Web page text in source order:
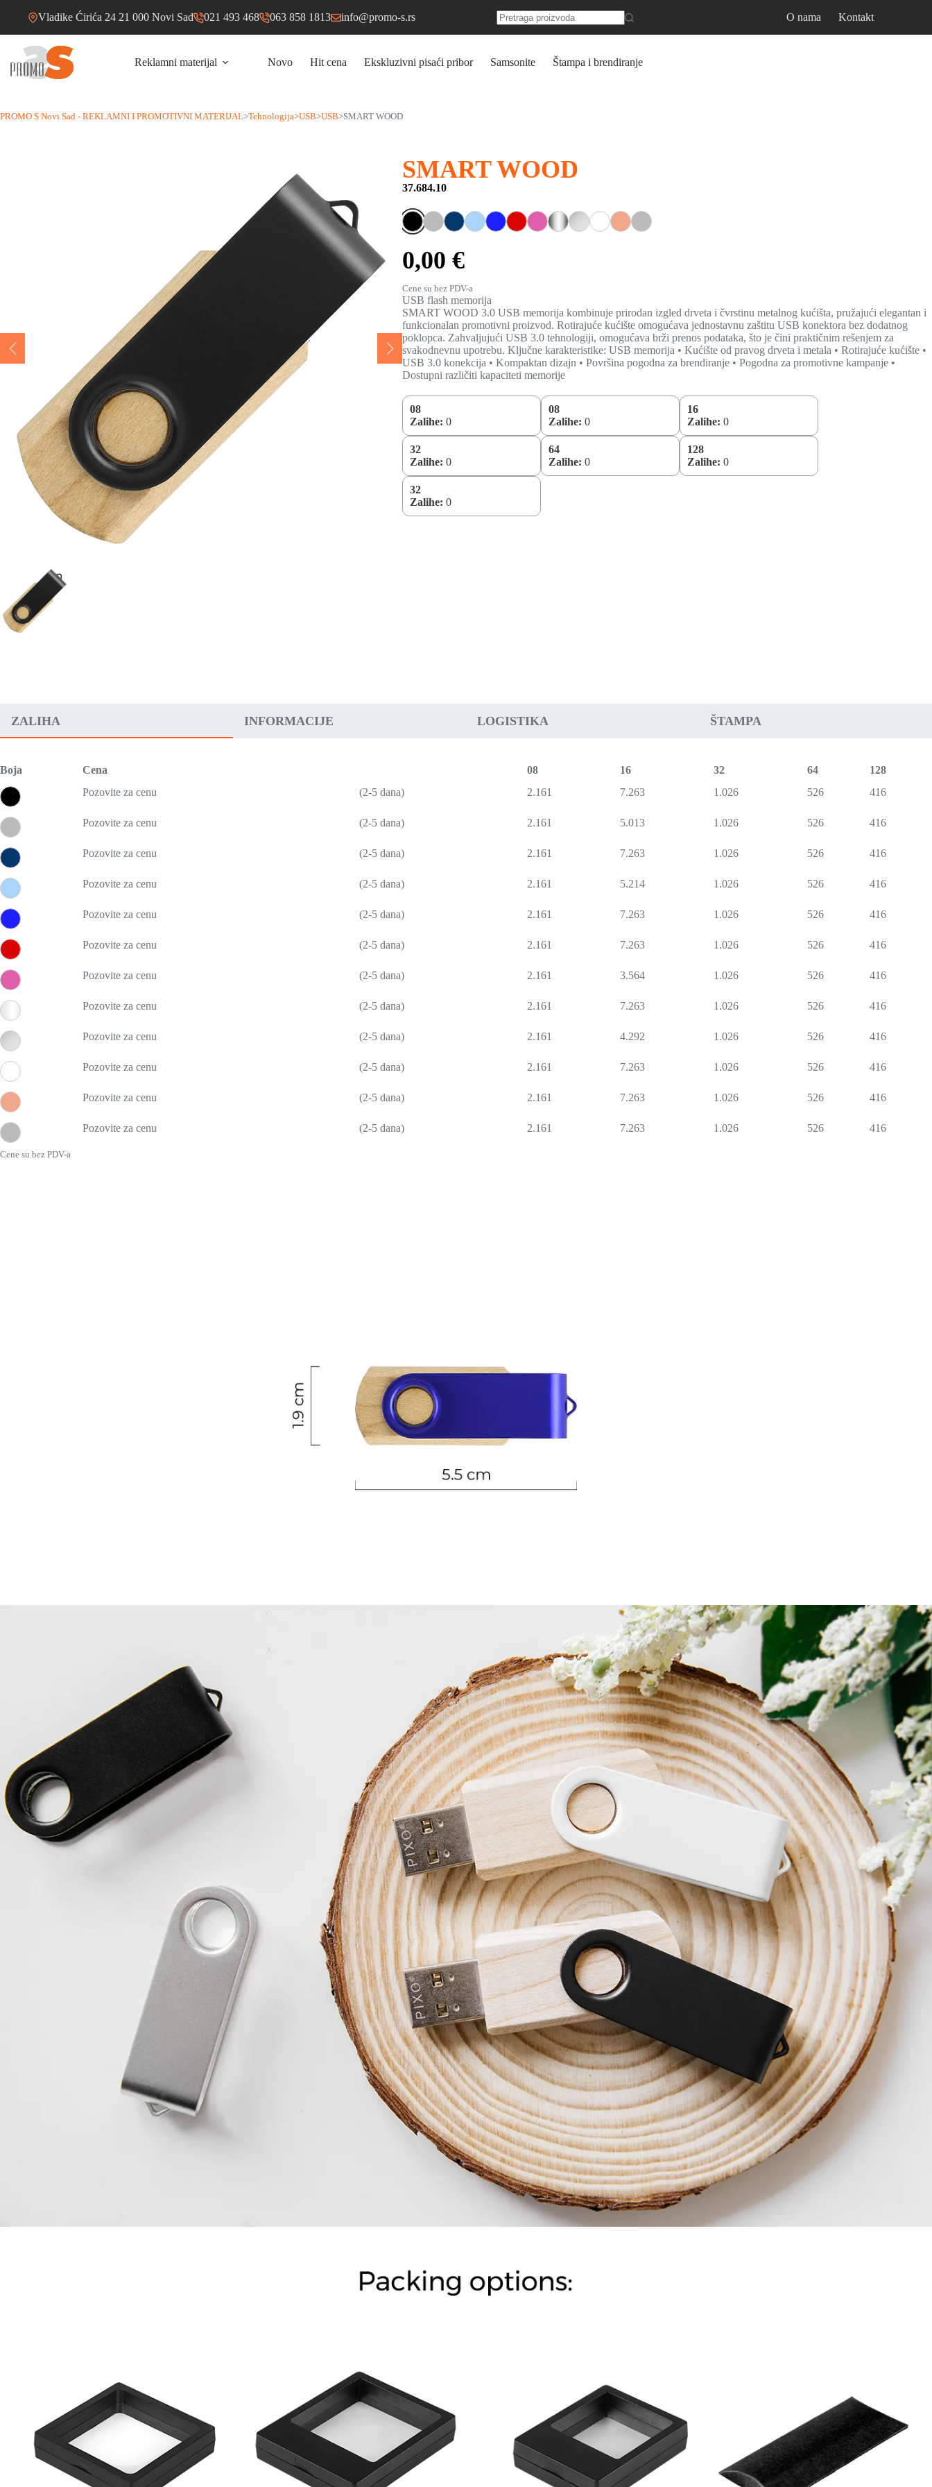
Vladike Ćirića 24 21 000 Novi Sad 021 493 468 063 858 1813
info@promo-s.rs
O nama Kontakt
Reklamni materijal Novo Hit cena Ekskluzivni pisaći pribor Samsonite Štampa i brendiranje
PROMO S Novi Sad - REKLAMNI I PROMOTIVNI MATERIJAL>Tehnologija>USB>USB>SMART WOOD
SMART WOOD
37.684.10
0,00 €
Cene su bez PDV-a
USB flash memorija
SMART WOOD 3.0 USB memorija kombinuje prirodan izgled drveta i čvrstinu metalnog kućišta, pružajući elegantan i
funkcionalan promotivni proizvod. Rotirajuće kućište omogućava jednostavnu zaštitu USB konektora bez dodatnog
poklopca. Zahvaljujući USB 3.0 tehnologiji, omogućava brži prenos podataka, što je čini praktičnim rešenjem za
svakodnevnu upotrebu. Ključne karakteristike: USB memorija • Kućište od pravog drveta i metala • Rotirajuće kućište •
USB 3.0 konekcija • Kompaktan dizajn • Površina pogodna za brendiranje • Pogodna za promotivne kampanje •
Dostupni različiti kapaciteti memorije
08
Zalihe: 0
08
Zalihe: 0
16
Zalihe: 0
32
Zalihe: 0
64
Zalihe: 0
128
Zalihe: 0
32
Zalihe: 0
ZALIHA INFORMACIJE LOGISTIKA ŠTAMPA
Boja Cena 08 16 32 64
128
Pozovite za cenu
(2-5 dana) 2.161 7.263 1.026 526 416
Pozovite za cenu (2-5 dana) 2.161 5.013 1.026 526 416
Pozovite za cenu (2-5 dana) 2.161 7.263 1.026 526 416
Pozovite za cenu (2-5 dana) 2.161 5.214 1.026 526 416
Pozovite za cenu (2-5 dana) 2.161 7.263 1.026 526 416
Pozovite za cenu (2-5 dana) 2.161 7.263 1.026 526 416
Pozovite za cenu (2-5 dana) 2.161 3.564 1.026 526 416
Pozovite za cenu (2-5 dana) 2.161 7.263 1.026 526 416
Pozovite za cenu (2-5 dana) 2.161 4.292 1.026 526 416
Pozovite za cenu (2-5 dana) 2.161 7.263 1.026 526 416
Pozovite za cenu (2-5 dana) 2.161 7.263 1.026 526 416
Pozovite za cenu (2-5 dana) 2.161 7.263 1.026 526 416
Cene su bez PDV-a